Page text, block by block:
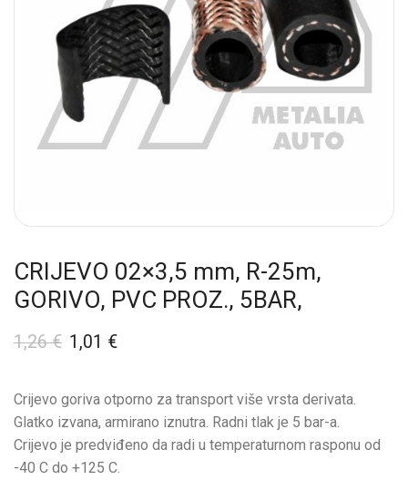
CRIJEVO 02×3,5 mm, R-25m,
GORIVO, PVC PROZ., 5BAR,
1,26€ 1,01 €
Crijevo goriva otporno za transport više vrsta derivata.
Glatko izvana, armirano iznutra. Radni tlak je 5 bar-a.
Crijevo je predviđeno da radi u temperaturnom rasponu od
-40 C do +125 C.